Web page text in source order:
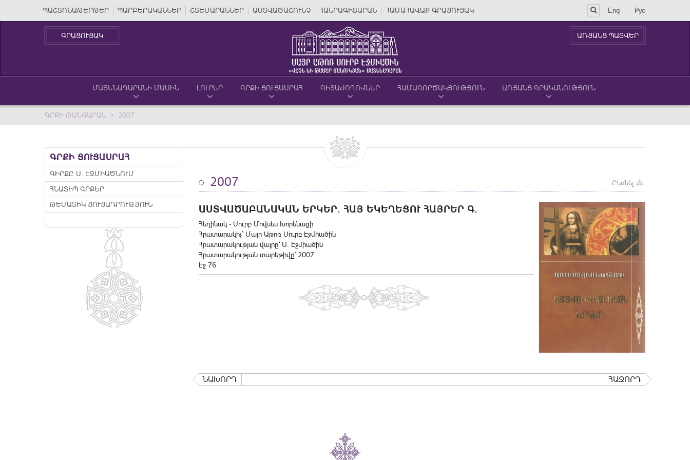
ՊԱՇՏՈՆԱԹԵՐԹԵՐ ՊԱՐԲԵՐԱԿԱՆՆԵՐ ՇՏԵՄԱՐԱՆՆԵՐ ԱՍՏՎԱԾԱՇՈՒՆՉ ՀԱՆՐԱԳԻՏԱՐԱՆ ՀԱՄԱՀԱՎԱՔ ԳՐԱՑՈՒՑԱԿ Eng Рус
ԳՐԱՑՈՒՑԱԿ ԱՌՑԱՆՑ ՊԱՏՎԵՐ
ՄԱՏԵՆԱԴԱՐԱՆԻ ՄԱՍԻՆ ԼՈՒՐԵՐ ԳՐՔԻ ՑՈՒՑԱՍՐԱՀ ԳԻՏԱԺՈՂՈՎՆԵՐ ՀԱՄԱԳՈՐԾԱԿՑՈՒԹՅՈՒՆ ԱՌՑԱՆՑ ԳՐԱԿԱՆՈՒԹՅՈՒՆ
ԳՐՔԻ ԹԱՆԳԱՐԱՆ 2007
ԳՐՔԻ ՑՈՒՑԱՍՐԱՀ
ԳԻՐՔԸ Ս. ԷՋՄԻԱԾՆՈՒՄ
ՀՆԱՏԻՊ ԳՐՔԵՐ
ԹԵՄԱՏԻԿ ՑՈՒՑԱԴՐՈՒԹՅՈՒՆ
2007 Բեռնել
ԱՍՏՎԱԾԱԲԱՆԱԿԱՆ ԵՐԿԵՐ. ՀԱՅ ԵԿԵՂԵՑՈՒ ՀԱՅՐԵՐ Գ.
Հեղինակ - Սուրբ Մովսես Խորենացի
Հրատարակիչ` Մայր Աթոռ Սուրբ Էջմիածին
Հրատարակության վայրը` Ս. Էջմիածին
Հրատարակության տարեթիվը` 2007
Էջ 76
ՆԱԽՈՐԴ ՀԱՋՈՐԴ